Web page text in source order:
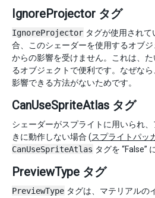
IgnoreProjector タグ
IgnoreProjector タグが使用されて
合、このシェーダーを使用するオブジ
からの影響を受けません。これは、
るオブジェクトで便利です。なぜな
影響できる方法がないためです。
CanUseSpriteAtlas タグ
シェーダーがスプライトに用いられ
きに動作しない場合 (スプライトパッ
CanUseSpriteAtlas タグを “False”
PreviewType タグ
PreviewType タグは、マテリアルの